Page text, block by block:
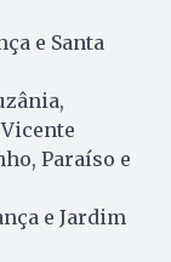
e Santa
Paraíso e
e Jardim